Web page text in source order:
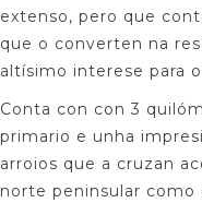
extenso, pero que
que o converten na
altísimo interese para
Conta con con 3
primario e unha
arroios que a cruzan
norte peninsular